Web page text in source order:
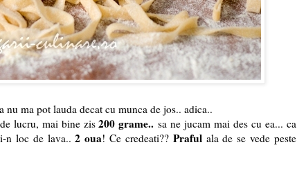
nu ma pot lauda decat cu munca de jos.. adica..
lucru, mai bine zis200 grame.. sa ne jucam mai des cu ea... ca
n loc de lava..2 oua! Ce credeati?? Prafulala de se vede peste